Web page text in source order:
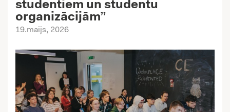
studentiem un studentu
organizācijām”
19.maijs, 2026